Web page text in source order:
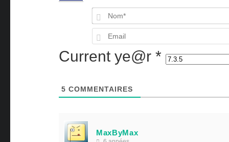
Current ye@r *
5 COMMENTAIRES
MaxByMax